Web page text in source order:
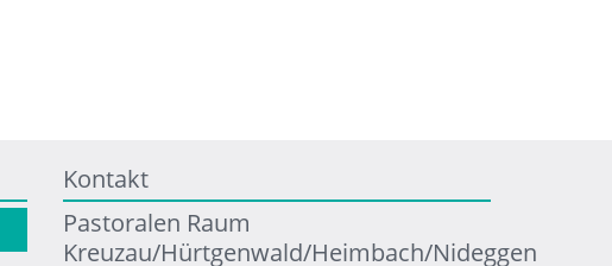
Kontakt
Pastoralen Raum
Kreuzau/Hürtgenwald/Heimbach/Nideggen